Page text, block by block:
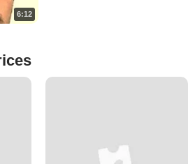
6:12